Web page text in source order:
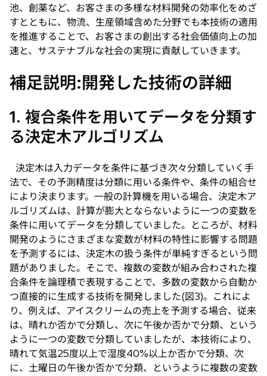
池、創薬など、お客さまの多様な材料開発の効率化をめざ
すとともに、物流、生産領域含めた分野でも本技術の適用
を推進することで、お客さまの創出する社会価値向上の加
速と、サステナブルな社会の実現に貢献していきます。
補足説明:開発した技術の詳細
1. 複合条件を用いてデータを分類す
る決定木アルゴリズム
決定木は入力データを条件に基づき次々分類していく手
法で、その予測精度は分類に用いる条件や、条件の組合せ
により決まります。一般の計算機を用いる場合、決定木ア
ルゴリズムは、計算が膨大とならないように一つの変数を
条件に用いてデータを分類していました。ところが、材料
開発のようにさまざまな変数が材料の特性に影響する問題
を予測するには、決定木の扱う条件が単純すぎるという問
題がありました。そこで、複数の変数が組み合わされた複
合条件を論理積で表現することで、多数の変数から自動か
つ直接的に生成する技術を開発しました(図3)。これによ
り、例えば、アイスクリームの売上を予測する場合、従来
は、晴れか否かで分類し、次に午後か否かで分類、という
ように一つの変数で分類していましたが、本技術により、
晴れて気温25度以上で湿度40%以上か否かで分類、次
に、土曜日の午後か否かで分類、というように複数の変数